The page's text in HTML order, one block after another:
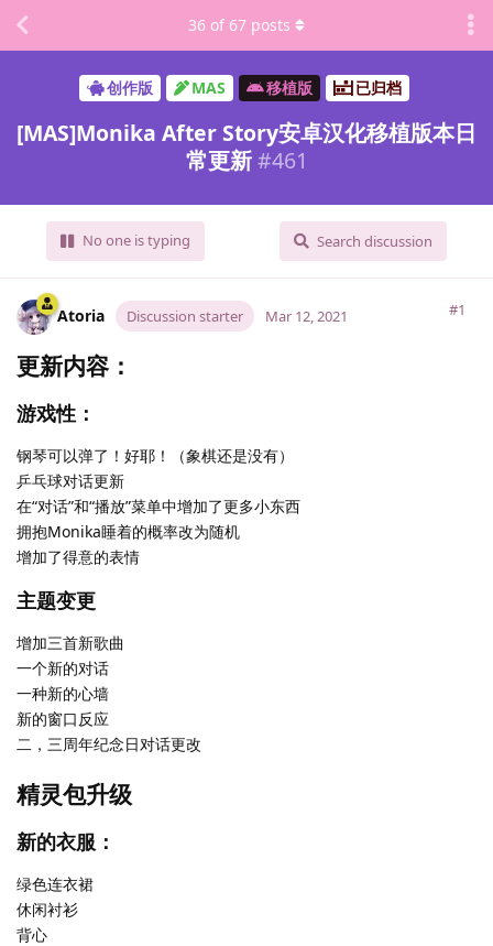
创作版 MAS 移植版 已归档
[MAS]Monika After Story安卓汉化移植版本日
常更新 #461
No one is typing Search discussion
36 of 67 posts
Atoria Discussion starter #1
Mar 12, 2021
更新内容：
游戏性：
钢琴可以弹了！好耶！（象棋还是没有）
乒乓球对话更新
在“对话”和“播放”菜单中增加了更多小东西
拥抱Monika睡着的概率改为随机
增加了得意的表情
主题变更
增加三首新歌曲
一个新的对话
一种新的心墙
新的窗口反应
二，三周年纪念日对话更改
精灵包升级
新的衣服：
绿色连衣裙
休闲衬衫
背心